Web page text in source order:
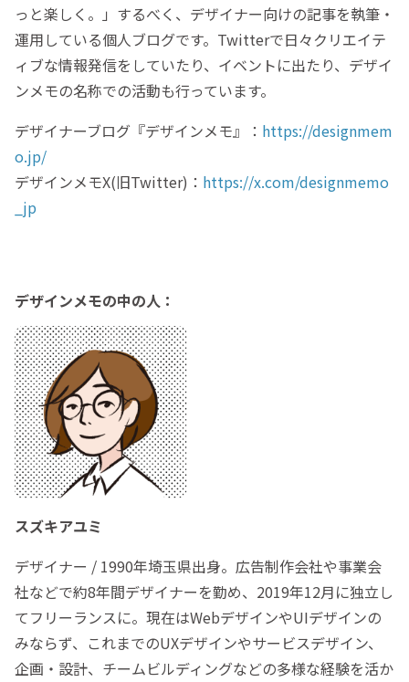
っと楽しく。」するべく、デザイナー向けの記事を執筆・
運用している個人ブログです。Twitterで日々クリエイテ
ィブな情報発信をしていたり、イベントに出たり、デザイ
ンメモの名称での活動も行っています。
デザイナーブログ『デザインメモ』： https://designmem
o.jp/
デザインメモX(旧Twitter)： https://x.com/designmemo
_jp
デザインメモの中の人：
スズキアユミ
デザイナー / 1990年埼玉県出身。広告制作会社や事業会
社などで約8年間デザイナーを勤め、2019年12月に独立し
てフリーランスに。現在はWebデザインやUIデザインの
みならず、これまでのUXデザインやサービスデザイン、
企画・設計、チームビルディングなどの多様な経験を活か